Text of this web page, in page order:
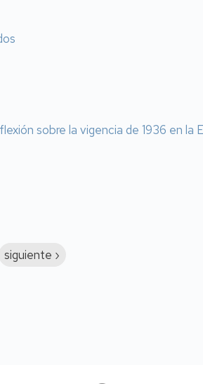
sobre la vigencia de 1936 en la
Siguiente
siguiente ›